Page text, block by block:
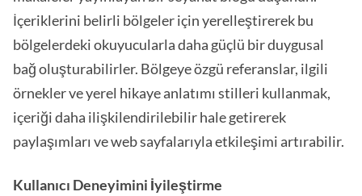
İçeriklerini belirli bölgeler için yerelleştirerek bu
bölgelerdeki okuyucularla daha güçlü bir duygusal
bağ oluşturabilirler. Bölgeye özgü referanslar, ilgili
örnekler ve yerel hikaye anlatımı stilleri kullanmak,
içeriği daha ilişkilendirilebilir hale getirerek
paylaşımları ve web sayfalarıyla etkileşimi artırabilir.
Kullanıcı Deneyimini İyileştirme